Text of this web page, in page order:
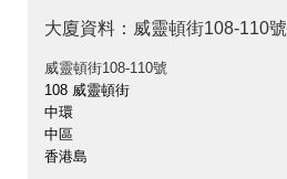
大廈資料：威靈頓街108-110號
威靈頓街108-110號
108 威靈頓街
中環
中區
香港島